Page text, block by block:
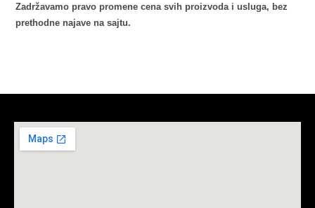
Zadržavamo pravo promene cena svih proizvoda i usluga, bez
prethodne najave na sajtu.